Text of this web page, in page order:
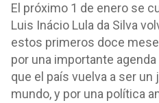
El próximo 1 de enero se
Luis Inácio Lula da Silva
estos primeros doce
por una importante
que el país vuelva a ser un
mundo, y por una política